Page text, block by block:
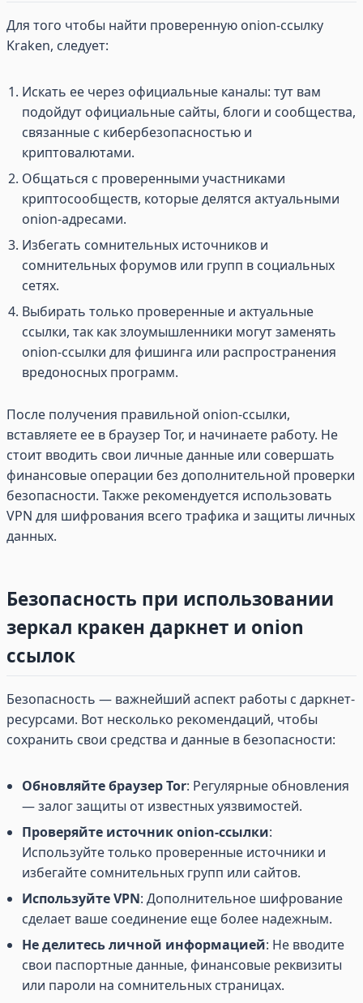
Для того чтобы найти проверенную onion-ссылку
Kraken, следует:
Искать ее через официальные каналы: тут вам
подойдут официальные сайты, блоги и сообщества,
связанные с кибербезопасностью и
криптовалютами.
Общаться с проверенными участниками
криптосообществ, которые делятся актуальными
onion-адресами.
Избегать сомнительных источников и
сомнительных форумов или групп в социальных
сетях.
Выбирать только проверенные и актуальные
ссылки, так как злоумышленники могут заменять
onion-ссылки для фишинга или распространения
вредоносных программ.
После получения правильной onion-ссылки,
вставляете ее в браузер Tor, и начинаете работу. Не
стоит вводить свои личные данные или совершать
финансовые операции без дополнительной проверки
безопасности. Также рекомендуется использовать
VPN для шифрования всего трафика и защиты личных
данных.
Безопасность при использовании
зеркал кракен даркнет и onion
ссылок
Безопасность — важнейший аспект работы с даркнет-
ресурсами. Вот несколько рекомендаций, чтобы
сохранить свои средства и данные в безопасности:
Обновляйте браузер Tor: Регулярные обновления
— залог защиты от известных уязвимостей.
Проверяйте источник onion-ссылки:
Используйте только проверенные источники и
избегайте сомнительных групп или сайтов.
Используйте VPN: Дополнительное шифрование
сделает ваше соединение еще более надежным.
Не делитесь личной информацией: Не вводите
свои паспортные данные, финансовые реквизиты
или пароли на сомнительных страницах.